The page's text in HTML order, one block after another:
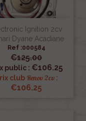
Ignition 2cv
Dyane Acadiane
Ref :000584
€125.00
public : €106.25
club Renov 2cv:
€106.25